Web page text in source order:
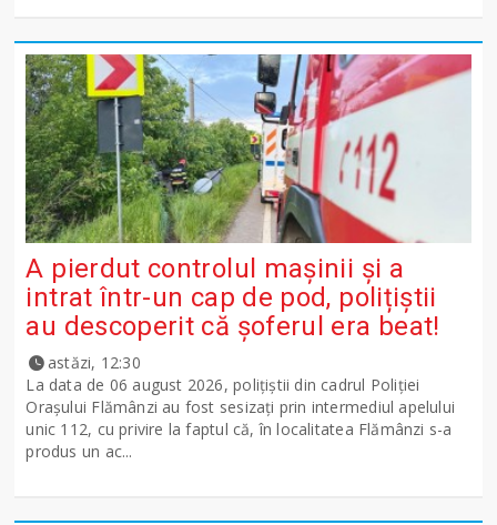
A pierdut controlul mașinii și a
intrat într-un cap de pod, polițiștii
au descoperit că șoferul era beat!
astăzi, 12:30
La data de 06 august 2026, polițiștii din cadrul Poliției
Orașului Flămânzi au fost sesizați prin intermediul apelului
unic 112, cu privire la faptul că, în localitatea Flămânzi s-a
produs un ac...